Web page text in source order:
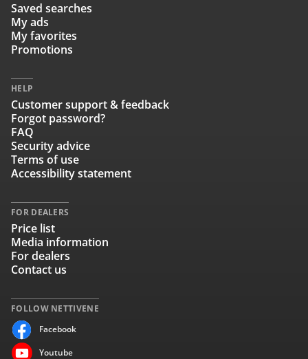
FOLLOW NETTIVENE
Facebook
Youtube
Saved searches
My ads
My favorites
Promotions
HELP
Customer support & feedback
Forgot password?
FAQ
Security advice
Terms of use
Accessibility statement
FOR DEALERS
Price list
Media information
For dealers
Contact us